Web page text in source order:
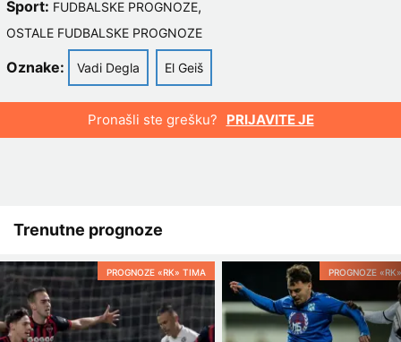
Sport: FUDBALSKE PROGNOZE,
OSTALE FUDBALSKE PROGNOZE
Oznake: Vadi Degla El Geiš
Pronašli ste grešku? PRIJAVITE JE
Trenutne prognoze
PROGNOZE «RK» TIMA PROGNOZE